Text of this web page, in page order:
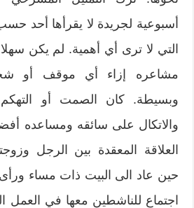
أسبوعية لجريدة لا يقرأها أحد
التي لا ترى أي أهمية. لم يكن
مشاعره إزاء أي موقف أو
وبسيطة. كان الصمت أو التهكم
والاتكال على سائقه ومساعده
العلاقة المعقدة بين الرجل
حين عاد الى البيت ذات مساء
اجتماع للناشطين معها في العمل